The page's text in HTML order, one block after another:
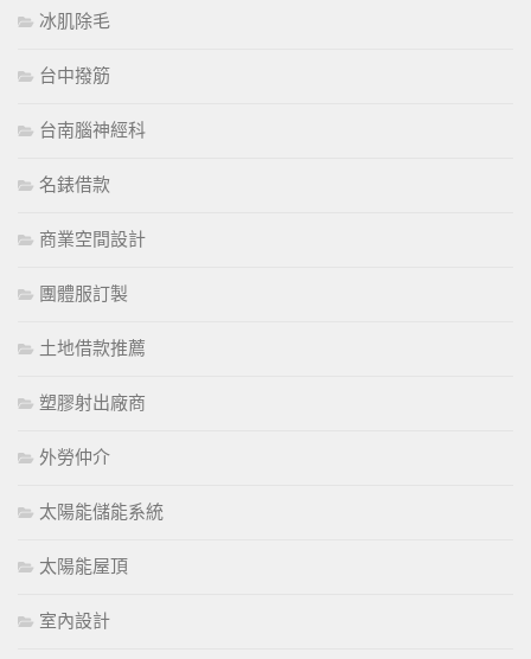
冰肌除毛
台中撥筋
台南腦神經科
名錶借款
商業空間設計
團體服訂製
土地借款推薦
塑膠射出廠商
外勞仲介
太陽能儲能系統
太陽能屋頂
室內設計